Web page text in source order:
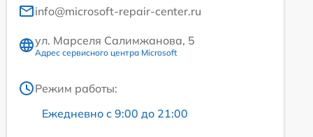
info@microsoft-repair-center.ru
ул. Марселя Салимжанова, 5
Адрес сервисного центра Microsoft
Режим работы:
Ежедневно с 9:00 до 21:00